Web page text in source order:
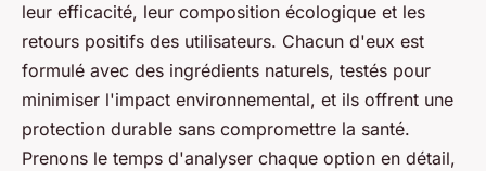
leur efficacité, leur composition écologique et les
retours positifs des utilisateurs. Chacun d'eux est
formulé avec des ingrédients naturels, testés pour
minimiser l'impact environnemental, et ils offrent une
protection durable sans compromettre la santé.
Prenons le temps d'analyser chaque option en détail,